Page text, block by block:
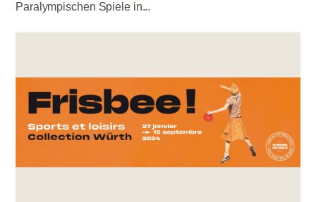
Paralympischen Spiele in...